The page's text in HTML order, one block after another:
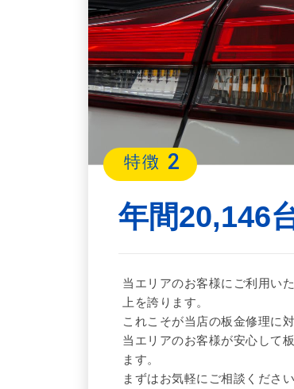
特徴 2
年間20,146
当エリアのお客様にご利用い
上を誇ります。
これこそが当店の板金修理に
当エリアのお客様が安心して
ます。
まずはお気軽にご相談ください